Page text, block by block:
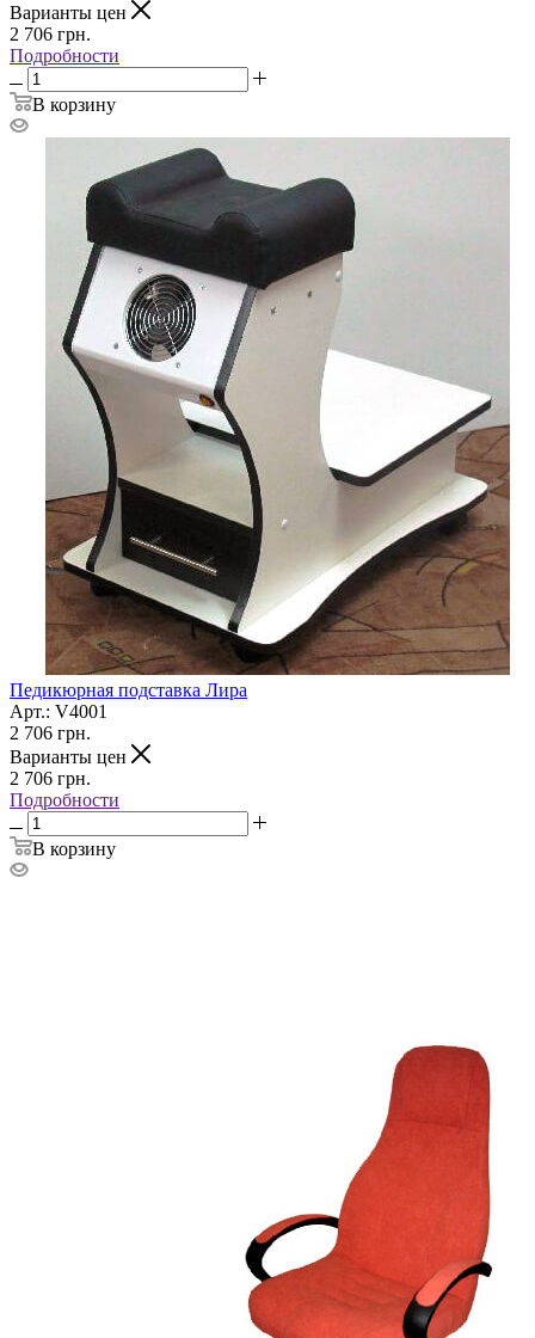
Варианты цен
2 706 грн.
Подробности
В корзину
Педикюрная подставка Лира
Арт.: V4001
2 706 грн.
Варианты цен
2 706 грн.
Подробности
В корзину